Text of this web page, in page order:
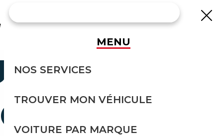
POUR
MENU
NOS SERVICES
TROUVER MON VÉHICULE
VOITURE PAR MARQUE